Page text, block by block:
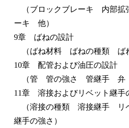
（ブロックブレーキ 内部拡
ーキ 他）
9章 ばねの設計
（ばね材料 ばねの種類 ばね
10章 配管および油圧の設計
（管 管の強さ 管継手 弁
11章 溶接およびリベット継手
（溶接の種類 溶接継手 リ
継手の強さ）